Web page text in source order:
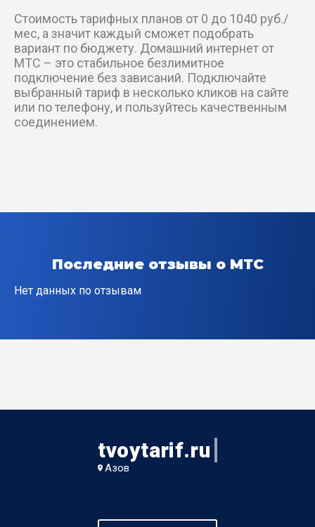
Луговой пер
Лунный пер
Малый пер
Музыкальный пер
Полевой пер
Портовый проезд
Стоимость тарифных планов от 0 до 1040 руб./
мес, а значит каждый сможет подобрать
вариант по бюджету. Домашний интернет от
МТС – это стабильное безлимитное
подключение без зависаний. Подключайте
выбранный тариф в несколько кликов на сайте
или по телефону, и пользуйтесь качественным
соединением.
Последние отзывы о МТС
Нет данных по отзывам
tvoytarif.ru
Азов